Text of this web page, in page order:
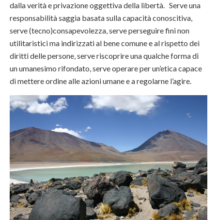
dalla verità e privazione oggettiva della libertà. Serve una
responsabilità saggia basata sulla capacità conoscitiva,
serve (tecno)consapevolezza, serve perseguire fini non
utilitaristici ma indirizzati al bene comune e al rispetto dei
diritti delle persone, serve riscoprire una qualche forma di
un umanesimo rifondato, serve operare per un’etica capace
di mettere ordine alle azioni umane e a regolarne l’agire.